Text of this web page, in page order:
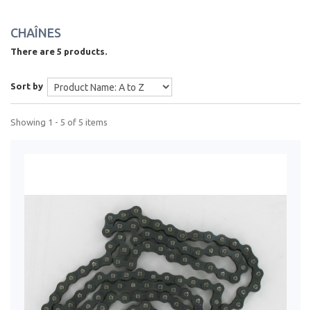
CHAÎNES
There are 5 products.
Sort by
Showing 1 - 5 of 5 items